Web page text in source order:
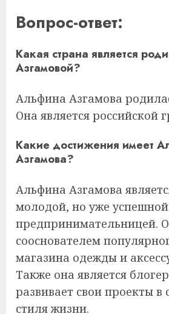
Вопрос-ответ:
Какая страна является
Азгамовой?
Альфина Азгамова
Она является российской
Какие достижения имеет
Азгамова?
Альфина Азгамова
молодой, но уже успешной
предпринимательницей.
сооснователем
магазина одежды и
Также она является
развивает свои проекты
стиля жизни.